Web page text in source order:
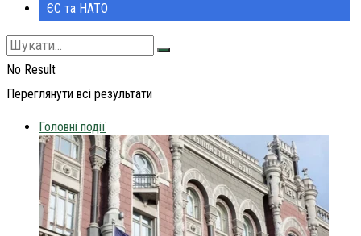
ЄС та НАТО
No Result
Переглянути всі результати
Головні події